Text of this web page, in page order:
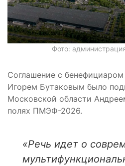
Фото:
Соглашение с
Игорем Бутаковым было
Московской области
полях ПМЭФ-2026.
«Речь идет о